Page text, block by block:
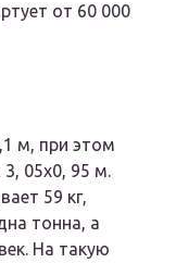
от 60 000
м, при этом
05х0, 95 м.
59 кг,
тонна, а
На такую